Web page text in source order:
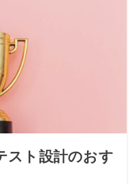
スト設計のおす